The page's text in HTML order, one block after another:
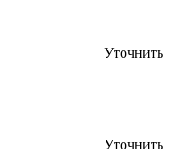
Уточнить
Уточнить